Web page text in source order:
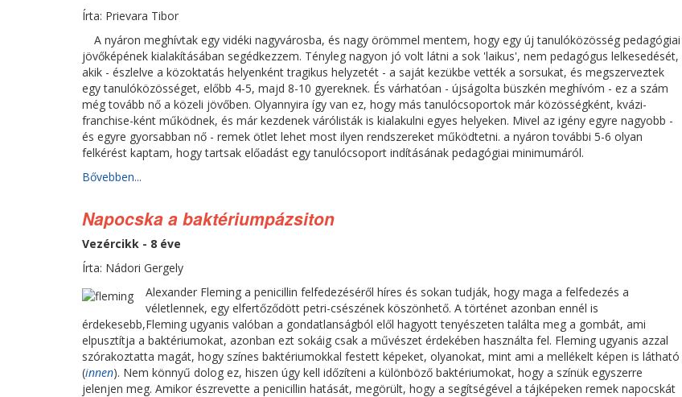
Írta: Prievara Tibor
A nyáron meghívtak egy vidéki nagyvárosba, és nagy örömmel mentem, hogy egy új tanulóközösség pedagógiai
jövőképének kialakításában segédkezzem. Tényleg nagyon jó volt látni a sok 'laikus', nem pedagógus lelkesedését,
akik - észlelve a közoktatás helyenként tragikus helyzetét - a saját kezükbe vették a sorsukat, és megszerveztek
egy tanulóközösséget, előbb 4-5, majd 8-10 gyereknek. És várhatóan - újságolta büszkén meghívóm - ez a szám
még tovább nő a közeli jövőben. Olyannyira így van ez, hogy más tanulócsoportok már közösségként, kvázi-
franchise-ként működnek, és már kezdenek várólisták is kialakulni egyes helyeken. Mivel az igény egyre nagyobb -
és egyre gyorsabban nő - remek ötlet lehet most ilyen rendszereket működtetni. a nyáron további 5-6 olyan
felkérést kaptam, hogy tartsak előadást egy tanulócsoport indításának pedagógiai minimumáról.
Bővebben...
Napocska a baktériumpázsiton
Vezércikk - 8 éve
Írta: Nádori Gergely
Alexander Fleming a penicillin felfedezéséről híres és sokan tudják, hogy maga a felfedezés a
véletlennek, egy elfertőződött petri-csészének köszönhető. A történet azonban ennél is
érdekesebb,Fleming ugyanis valóban a gondatlanságból elől hagyott tenyészeten találta meg a gombát, ami
elpusztítja a baktériumokat, azonban ezt sokáig csak a művészet érdekében használta fel. Fleming ugyanis azzal
szórakoztatta magát, hogy színes baktériumokkal festett képeket, olyanokat, mint ami a mellékelt képen is látható
(innen). Nem könnyű dolog ez, hiszen úgy kell időzíteni a különböző baktériumokat, hogy a színük egyszerre
jelenjen meg. Amikor észrevette a penicillin hatását, megörült, hogy a segítségével a tájképeken remek napocskát